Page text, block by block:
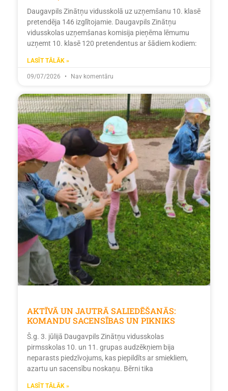
Daugavpils Zinātņu vidusskolā uz uzņemšanu 10. klasē
pretendēja 146 izglītojamie. Daugavpils Zinātņu
vidusskolas uzņemšanas komisija pieņēma lēmumu
uzņemt 10. klasē 120 pretendentus ar šādiem kodiem:
LASĪT TĀLĀK »
09/07/2026 Nav komentāru
AKTĪVĀ UN JAUTRĀ SALIEDĒŠANĀS:
KOMANDU SACENSĪBAS UN PIKNIKS
Š.g. 3. jūlijā Daugavpils Zinātņu vidusskolas
pirmsskolas 10. un 11. grupas audzēkņiem bija
neparasts piedzīvojums, kas piepildīts ar smiekliem,
azartu un sacensību noskaņu. Bērni tika
LASĪT TĀLĀK »